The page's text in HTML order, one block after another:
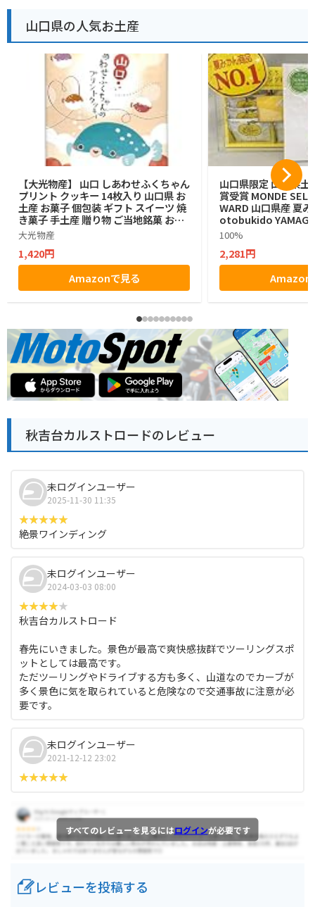
山口県の人気お土産
【大光物産】 山口 しあわせふくちゃん
プリント クッキー 14枚入り 山口県 お
土産 お菓子 個包装 ギフト スイーツ 焼
き菓子 手土産 贈り物 ご当地銘菓 お中
元 お歳暮
大光物産
1,420円
Amazonで見る
山口県限定 山口県土
賞受賞 MONDE
WARD 山口県産 夏
otobukido
n Langue De Chat
ラングドシャ チョコ
入り ラングドシャ
100%
2,281円
Amazon
秋吉台カルストロードのレビュー
未ログインユーザー
2025-11-30 11:35
絶景ワインディング
未ログインユーザー
2024-03-03 08:00
秋吉台カルストロード
春先にいきました。景色が最高で爽快感抜群でツーリングスポ
ットとしては最高です。
ただツーリングやドライブする方も多く、山道なのでカーブが
多く景色に気を取られていると危険なので交通事故に注意が必
要です。
未ログインユーザー
2021-12-12 23:02
すべてのレビューを見るにはログインが必要です
レビューを投稿する